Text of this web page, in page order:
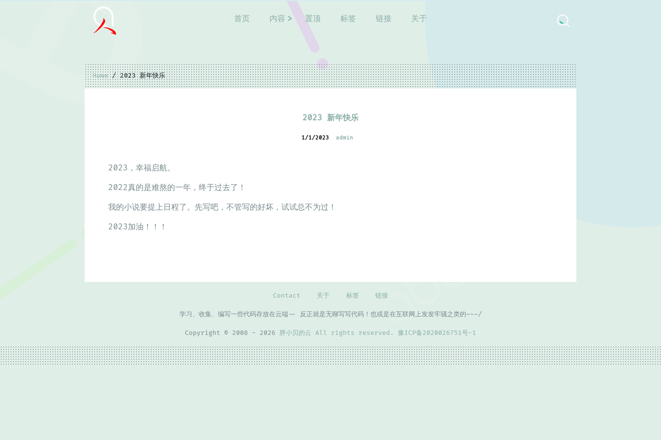
首页 内容 置顶 标签 链接 关于
Home / 2023 新年快乐
2023 新年快乐
1/1/2023 admin
2023，幸福启航。
2022真的是难熬的一年，终于过去了！
我的小说要提上日程了。先写吧，不管写的好坏，试试总不为过！
2023加油！！！
Contact 关于 标签 链接
学习、收集、编写一些代码存放在云端~~ 反正就是无聊写写代码！也或是在互联网上发发牢骚之类的~~~/
Copyright © 2008 - 2026 胖小贝的云 All rights reserved. 豫ICP备2020026751号-1